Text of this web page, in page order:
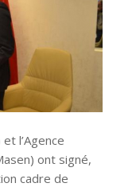
l’Agence
ont signé,
cadre de